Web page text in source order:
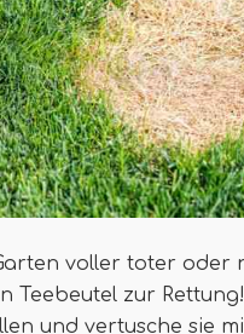
voller toter oder
Teebeutel zur
und vertusche sie